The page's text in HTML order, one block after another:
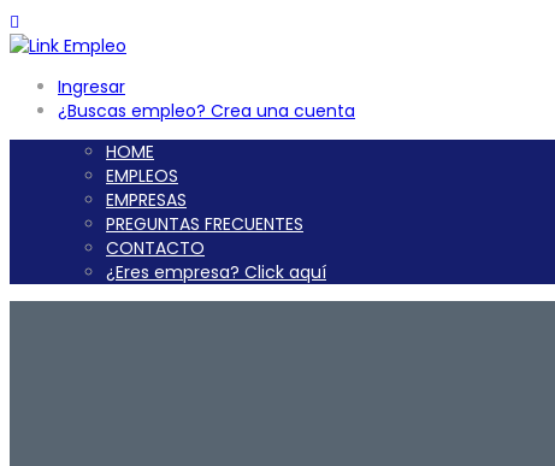
Ingresar
¿Buscas empleo? Crea una cuenta
HOME
EMPLEOS
EMPRESAS
PREGUNTAS FRECUENTES
CONTACTO
¿Eres empresa? Click aquí